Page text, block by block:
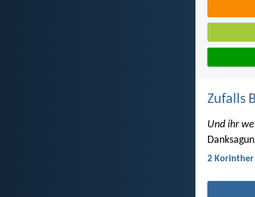
Zufalls
Und ihr
2 Korinther